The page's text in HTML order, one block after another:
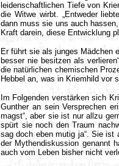
leidenschaftlichen Tiefe von
die Witwe wirbt. „Entweder
dann muss sie uns auch
Kraft darein, diese Entwicklung
Er führt sie als junges Mädchen
besser nie besitzen als
die natürlichen chemischen
Hebbel an, was in Kriemhild vor
Im Folgenden verstärken sich
Gunther an sein Versprechen
magst“, aber sie ist nur allzu
spürt sie noch den Traum
sag doch eben mutig ja“. Sie ist
der Mythendiskussion genannt
auch vom Leben bisher nicht